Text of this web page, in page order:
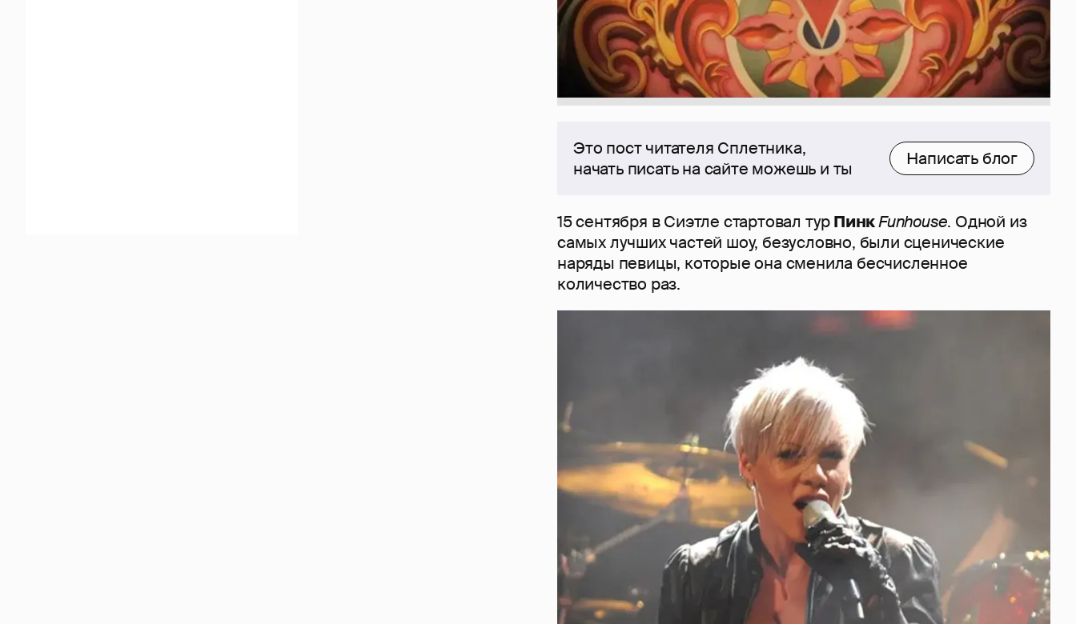
Это пост читателя Сплетника,
начать писать на сайте можешь и ты
Написать блог
15 сентября в Сиэтле стартовал турПинкFunhouse. Одной из
самых лучших частей шоу, безусловно, были сценические
наряды певицы, которые она сменила бесчисленное
количество раз.